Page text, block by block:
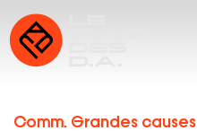
Comm. Grandes causes